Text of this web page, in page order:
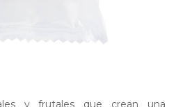
y frutales que crean una